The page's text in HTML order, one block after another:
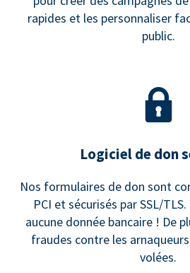
rapides et les personnaliser
public.
Logiciel de don
Nos formulaires de don sont
PCI et sécurisés par SSL/
aucune donnée bancaire ! De
fraudes contre les
volées.